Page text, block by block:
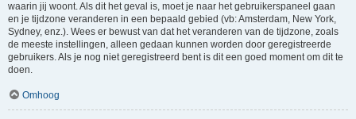
waarin jij woont. Als dit het geval is, moet je naar het gebruikerspaneel gaan
en je tijdzone veranderen in een bepaald gebied (vb: Amsterdam, New York,
Sydney, enz.). Wees er bewust van dat het veranderen van de tijdzone, zoals
de meeste instellingen, alleen gedaan kunnen worden door geregistreerde
gebruikers. Als je nog niet geregistreerd bent is dit een goed moment om dit te
doen.
Omhoog